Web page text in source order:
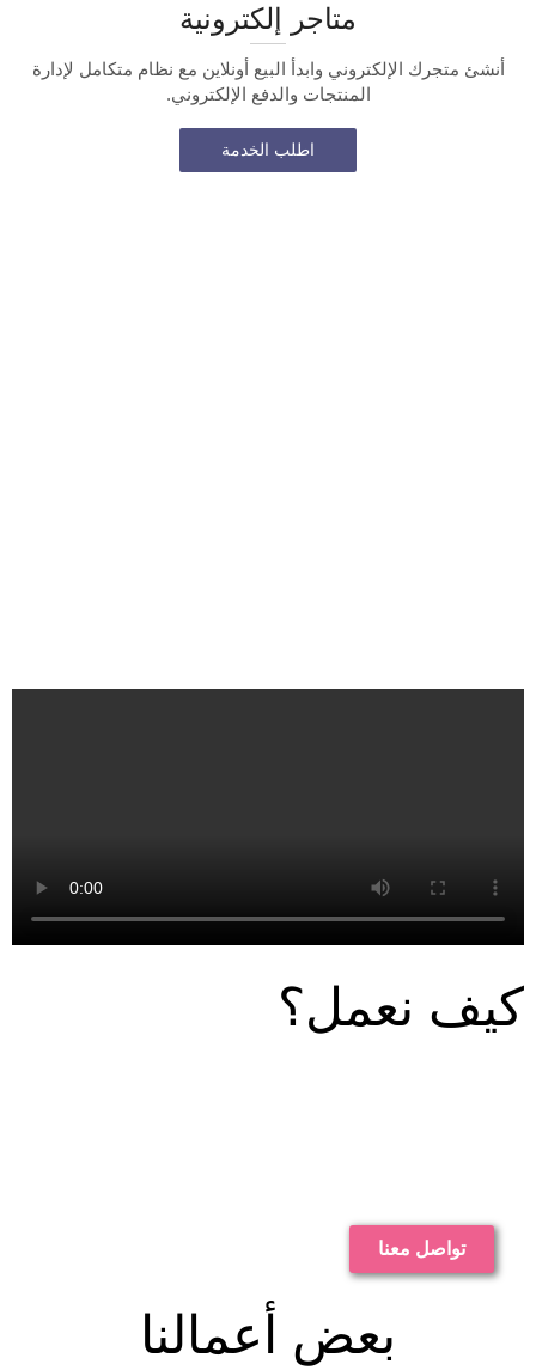
متاجر إلكترونية
أنشئ متجرك الإلكتروني وابدأ البيع أونلاين مع نظام متكامل لإدارة
المنتجات والدفع الإلكتروني.
اطلب الخدمة
نعمل؟
تواصل معنا
بعض أعمالنا